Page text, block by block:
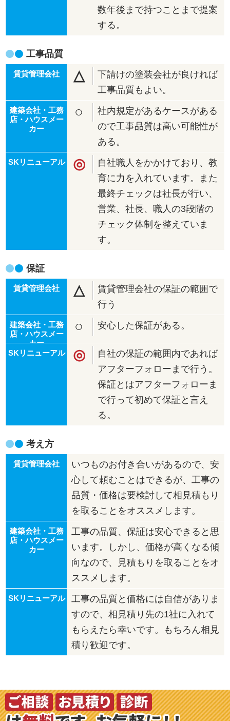
数年後まで持つことまで提案
する。
工事品質
△
下請けの塗装会社が良ければ
工事品質もよい。
○
社内規定があるケースがある
ので工事品質は高い可能性が
ある。
◎
自社職人をかかけており、教
育に力を入れています。また
最終チェックは社長が行い、
営業、社長、職人の3段階の
チェック体制を整えていま
す。
保証
△
賃貸管理会社の保証の範囲で
行う
○ 安心した保証がある。
◎
自社の保証の範囲内であれば
アフターフォローまで行う。
保証とはアフターフォローま
で行って初めて保証と言え
る。
考え方
いつものお付き合いがあるので、安
心して頼むことはできるが、工事の
品質・価格は要検討して相見積もり
を取ることをオススメします。
工事の品質、保証は安心できると思
います。しかし、価格が高くなる傾
向なので、見積もりを取ることをオ
ススメします。
工事の品質と価格には自信がありま
すので、相見積り先の1社に入れて
もらえたら幸いです。もちろん相見
積り歓迎です。